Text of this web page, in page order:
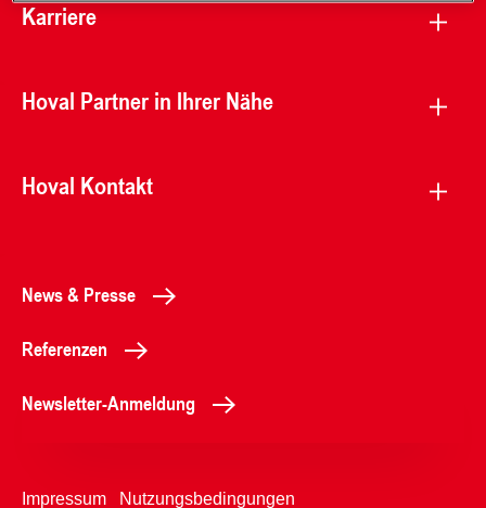
Karriere
Hoval Partner in Ihrer Nähe
Hoval Kontakt
News & Presse
Referenzen
Newsletter-Anmeldung
Impressum Nutzungsbedingungen